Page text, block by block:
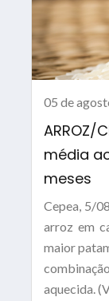
05 de
ARROZ/
média
meses
Cepea, 5/
arroz em
maior
aquecida.